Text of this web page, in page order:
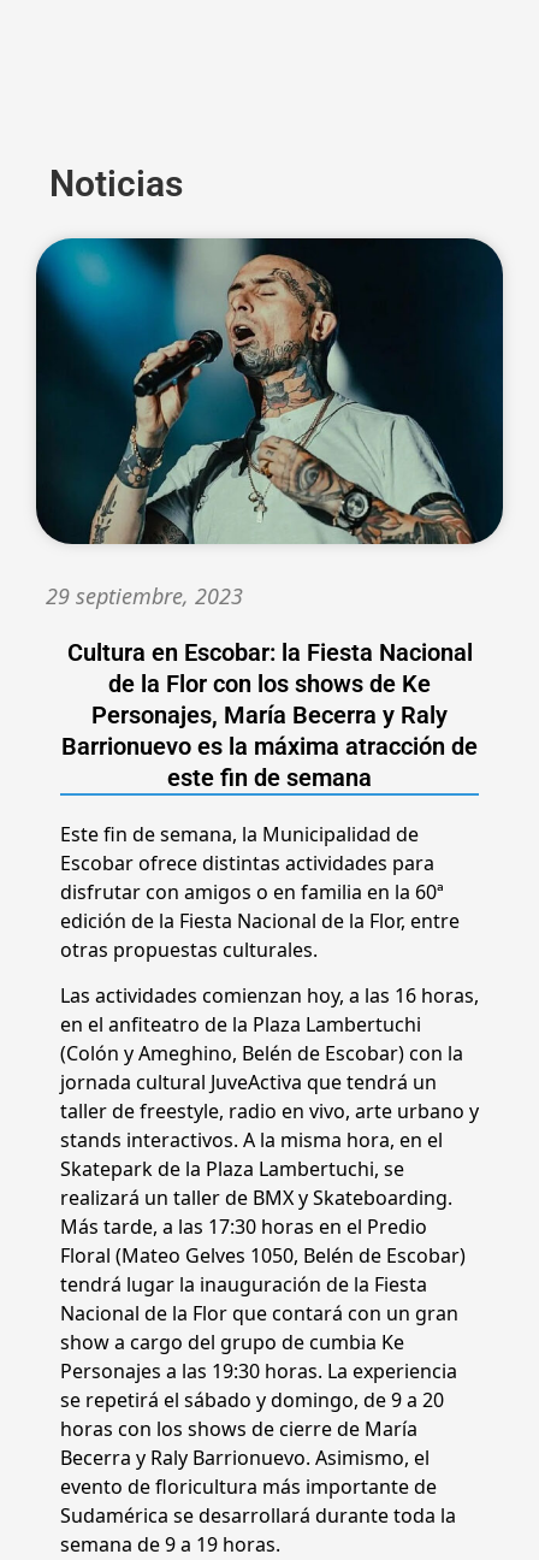
Noticias
29 septiembre, 2023
Cultura en Escobar: la Fiesta Nacional
de la Flor con los shows de Ke
Personajes, María Becerra y Raly
Barrionuevo es la máxima atracción de
este fin de semana
Este fin de semana, la Municipalidad de
Escobar ofrece distintas actividades para
disfrutar con amigos o en familia en la 60ª
edición de la Fiesta Nacional de la Flor, entre
otras propuestas culturales.
Las actividades comienzan hoy, a las 16 horas,
en el anfiteatro de la Plaza Lambertuchi
(Colón y Ameghino, Belén de Escobar) con la
jornada cultural JuveActiva que tendrá un
taller de freestyle, radio en vivo, arte urbano y
stands interactivos. A la misma hora, en el
Skatepark de la Plaza Lambertuchi, se
realizará un taller de BMX y Skateboarding.
Más tarde, a las 17:30 horas en el Predio
Floral (Mateo Gelves 1050, Belén de Escobar)
tendrá lugar la inauguración de la Fiesta
Nacional de la Flor que contará con un gran
show a cargo del grupo de cumbia Ke
Personajes a las 19:30 horas. La experiencia
se repetirá el sábado y domingo, de 9 a 20
horas con los shows de cierre de María
Becerra y Raly Barrionuevo. Asimismo, el
evento de floricultura más importante de
Sudamérica se desarrollará durante toda la
semana de 9 a 19 horas.